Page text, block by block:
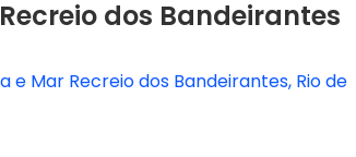
dos Bandeirantes
Mar Recreio dos Bandeirantes, Rio de